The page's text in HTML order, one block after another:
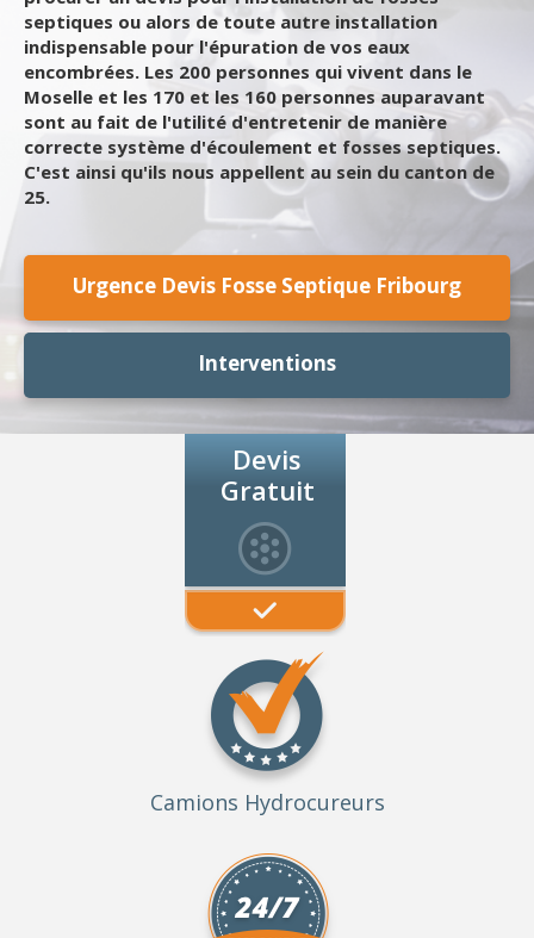
septiques ou alors de toute autre installation
indispensable pour l'épuration de vos eaux
encombrées. Les 200 personnes qui vivent dans le
Moselle et les 170 et les 160 personnes auparavant
sont au fait de l'utilité d'entretenir de manière
correcte système d'écoulement et fosses septiques.
C'est ainsi qu'ils nous appellent au sein du canton de
25.
Urgence Devis Fosse Septique Fribourg
Interventions
Devis
Gratuit
Camions Hydrocureurs